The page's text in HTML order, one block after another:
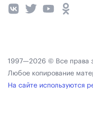
1997—2026 © Все права
Любое копирование
На сайте используются